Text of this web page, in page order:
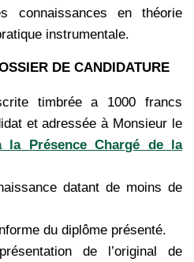
connaissances en théorie
instrumentale.
DE CANDIDATURE
timbrée a 1000 francs
et adressée à Monsieur le
la Présence Chargé de la
datant de moins de
du diplôme présenté.
de l’original de